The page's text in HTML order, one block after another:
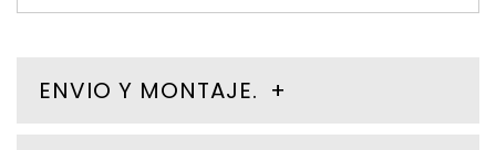
ENVIO Y MONTAJE.